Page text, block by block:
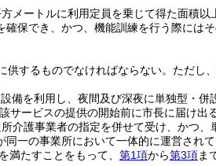
メートルに利用定員を乗じて得た面積以
保でき、かつ、機能訓練を行う際には
するものでなければならない。 ただし
備を利用し、夜間及び深夜に単独型・併
サービスの提供の開始前に市長に届け出
介護事業者の指定を併せて受け、かつ、
一の事業所において一体的に運営され
満たすことをもって、 第1項から第3項ま